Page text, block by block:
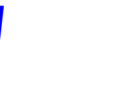
y tasas medioambientales